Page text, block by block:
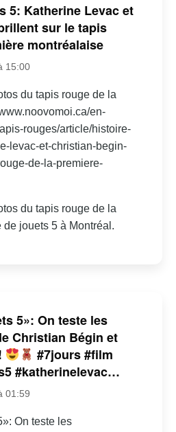
5: Katherine Levac et
sur le tapis
montréalaise
15:00
du tapis rouge de la
en-
rouges/article/histoire-
levac-et-christian-begin-
de-la-premiere-
du tapis rouge de la
jouets 5 à Montréal.
5»: On teste les
Christian Bégin et
#7jours #film
#katherinelevac…
01:59
On teste les